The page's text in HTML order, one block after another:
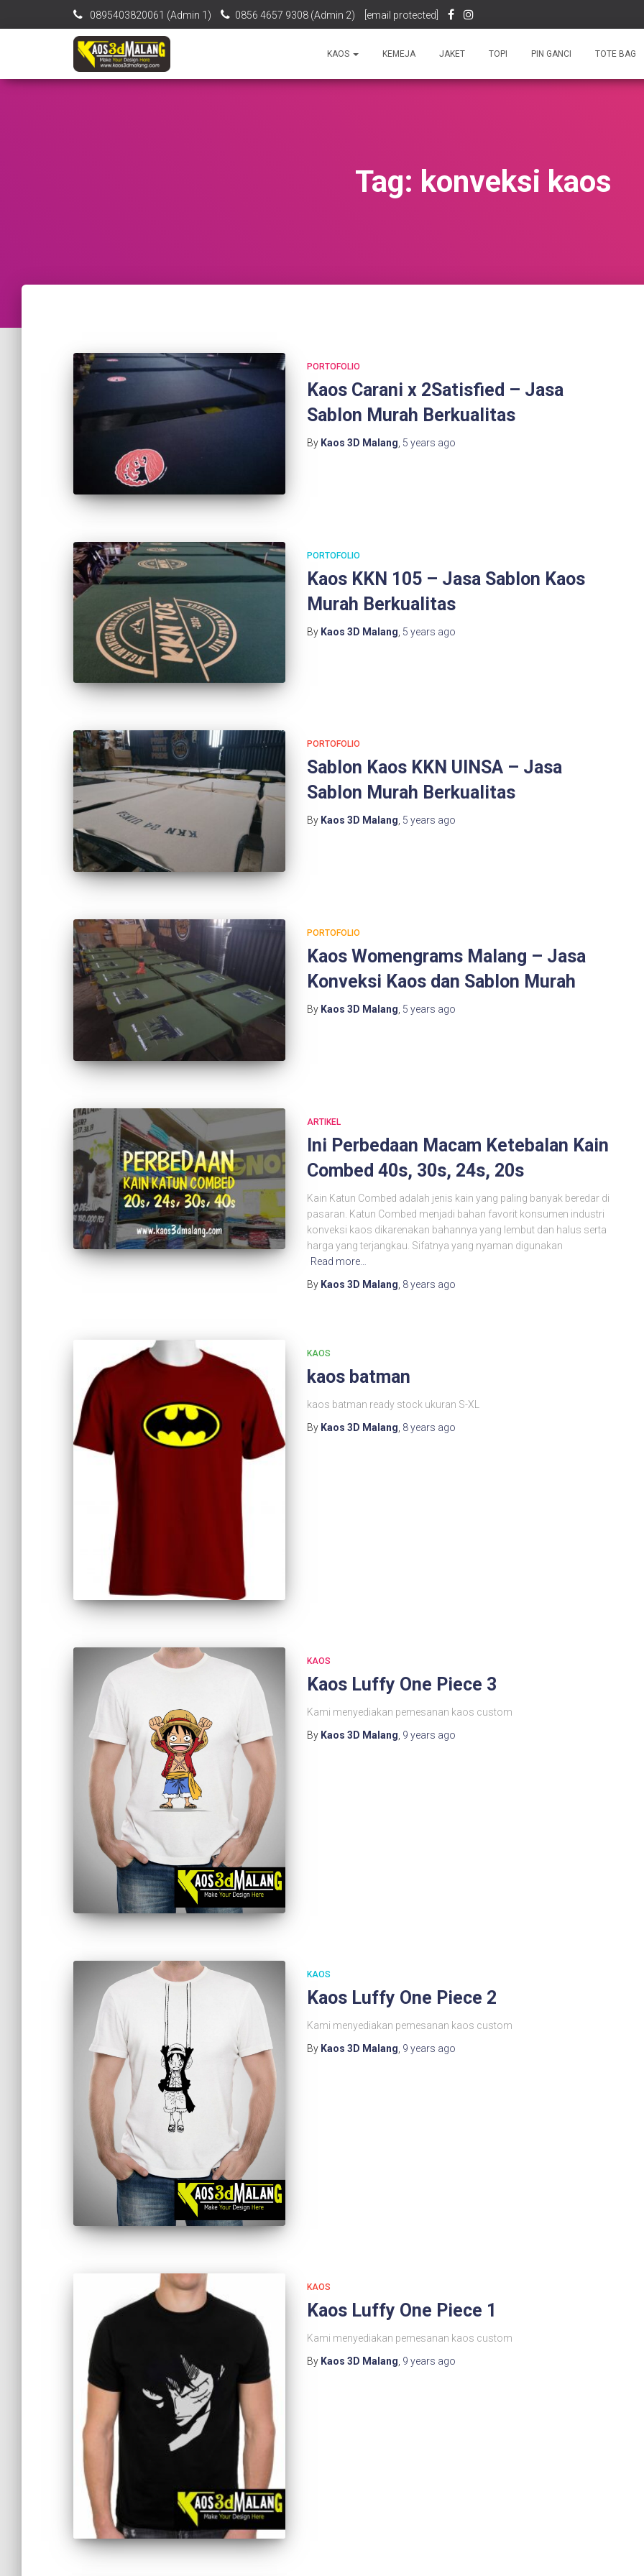
0895403820061‬ (Admin 1) 0856 4657 9308 (Admin 2) [email protected]
KAOS KEMEJA JAKET TOPI PIN GANCI TOTE BAG
Tag: konveksi kaos
PORTOFOLIO
Kaos Carani x 2Satisfied – Jasa
Sablon Murah Berkualitas
By Kaos 3D Malang 5 years ago
PORTOFOLIO
Kaos KKN 105 – Jasa Sablon Kaos
Murah Berkualitas
By Kaos 3D Malang 5 years ago
PORTOFOLIO
Sablon Kaos KKN UINSA – Jasa
Sablon Murah Berkualitas
By Kaos 3D Malang, 5 years ago
PORTOFOLIO
Kaos Womengrams Malang – Jasa
Konveksi Kaos dan Sablon Murah
By Kaos 3D Malang 5 years ago
ARTIKEL
Ini Perbedaan Macam Ketebalan Kain
Combed 40s, 30s, 24s, 20s
Kain Katun Combed adalah jenis kain yang paling banyak beredar di
pasaran. Katun Combed menjadi bahan favorit konsumen industri
konveksi kaos dikarenakan bahannya yang lembut dan halus serta
harga yang terjangkau. Sifatnya yang nyaman digunakan
Read more…
By Kaos 3D Malang 8 years ago
KAOS
kaos batman
kaos batman ready stock ukuran S-XL
By Kaos 3D Malang 8 years ago
KAOS
Kaos Luffy One Piece 3
Kami menyediakan pemesanan kaos custom
By Kaos 3D Malang, 9 years ago
KAOS
Kaos Luffy One Piece 2
Kami menyediakan pemesanan kaos custom
By Kaos 3D Malang 9 years ago
KAOS
Kaos Luffy One Piece 1
Kami menyediakan pemesanan kaos custom
By Kaos 3D Malang, 9 years ago